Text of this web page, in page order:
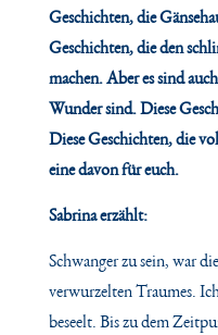
Geschichten, die
Geschichten, die den
machen. Aber es sind
Wunder sind. Diese
Diese Geschichten, die
eine davon für euch.
Sabrina erzählt:
Schwanger zu sein, war
verwurzelten Traumes.
beseelt. Bis zu dem